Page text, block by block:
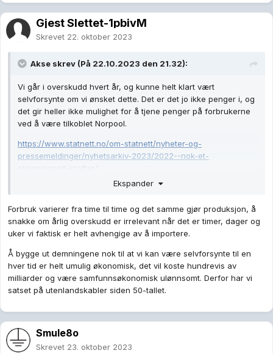
Gjest Slettet-1pbivM
Skrevet 22. oktober 2023
Akse skrev (På 22.10.2023 den 21.32):
Vi går i overskudd hvert år, og kunne helt klart vært
selvforsynte om vi ønsket dette. Det er det jo ikke penger i, og
det gir heller ikke mulighet for å tjene penger på forbrukerne
ved å være tilkoblet Norpool.
https://www.statnett.no/om-statnett/nyheter-og-
pressemeldinger/nyhetsarkiv-2023/2022--nok-et-
eksepsjonelt-kraftar/
Ekspander
Forbruk varierer fra time til time og det samme gjør produksjon, å
snakke om årlig overskudd er irrelevant når det er timer, dager og
uker vi faktisk er helt avhengige av å importere.
Å bygge ut demningene nok til at vi kan være selvforsynte til en
hver tid er helt umulig økonomisk, det vil koste hundrevis av
milliarder og være samfunnsøkonomisk ulønnsomt. Derfor har vi
satset på utenlandskabler siden 50-tallet.
Smule8o
Skrevet 23. oktober 2023